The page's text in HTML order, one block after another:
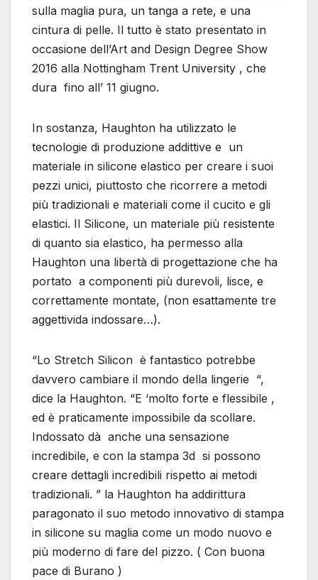
sulla maglia pura, un tanga a rete, e una
cintura di pelle. Il tutto è stato presentato in
occasione dell’Art and Design Degree Show
2016 alla Nottingham Trent University , che
dura fino all’ 11 giugno.
In sostanza, Haughton ha utilizzato le
tecnologie di produzione addittive e un
materiale in silicone elastico per creare i suoi
pezzi unici, piuttosto che ricorrere a metodi
più tradizionali e materiali come il cucito e gli
elastici. Il Silicone, un materiale più resistente
di quanto sia elastico, ha permesso alla
Haughton una libertà di progettazione che ha
portato a componenti più durevoli, lisce, e
correttamente montate, (non esattamente tre
aggettivida indossare…).
“Lo Stretch Silicon è fantastico potrebbe
davvero cambiare il mondo della lingerie “,
dice la Haughton. “E ‘molto forte e flessibile ,
ed è praticamente impossibile da scollare.
Indossato dà anche una sensazione
incredibile, e con la stampa 3d si possono
creare dettagli incredibili rispetto ai metodi
tradizionali. ” la Haughton ha addirittura
paragonato il suo metodo innovativo di stampa
in silicone su maglia come un modo nuovo e
più moderno di fare del pizzo. ( Con buona
pace di Burano )